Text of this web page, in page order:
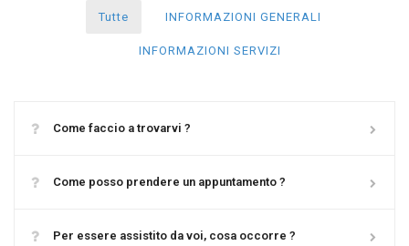
Tutte INFORMAZIONI GENERALI
INFORMAZIONI SERVIZI
Come faccio a trovarvi ?
Come posso prendere un appuntamento ?
Per essere assistito da voi, cosa occorre ?